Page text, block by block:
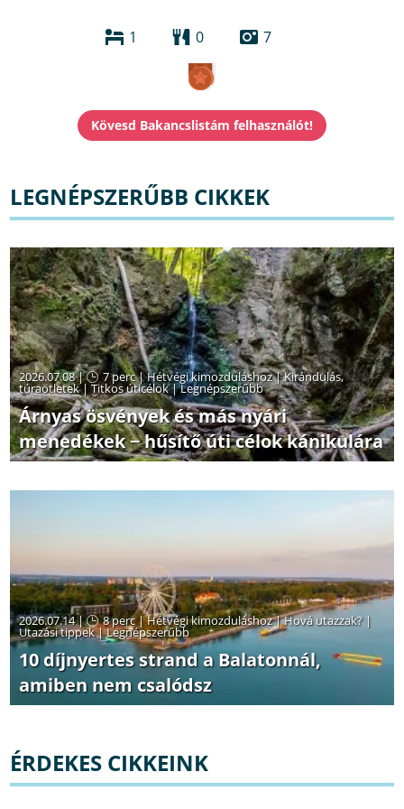
1 0 7
LEGNÉPSZERŰBB CIKKEK
2026.07.08 | 7 perc|Hétvégi kimozduláshoz|Kirándulás,
túraötletek|Titkos úticélok|Legnépszerűbb
Árnyas ösvények és más nyári
menedékek − hűsítő úti célok kánikulára
2026.07.14 | 8 perc|Hétvégi kimozduláshoz|Hová utazzak? |
Utazási tippek|Legnépszerűbb
10 díjnyertes strand a Balatonnál,
amiben nem csalódsz
ÉRDEKES CIKKEINK